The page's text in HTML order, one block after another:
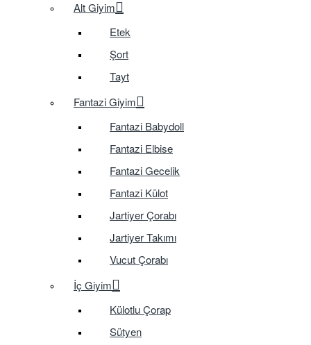
Alt Giyim
Etek
Şort
Tayt
Fantazi Giyim
Fantazi Babydoll
Fantazi Elbise
Fantazi Gecelik
Fantazi Külot
Jartiyer Çorabı
Jartiyer Takımı
Vucut Çorabı
İç Giyim
Külotlu Çorap
Sütyen